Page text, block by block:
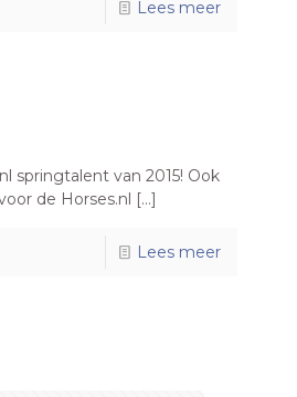
Lees meer
springtalent van 2015! Ook
de Horses.nl […]
Lees meer